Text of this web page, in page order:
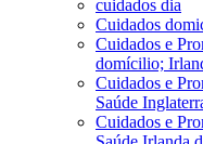
cuidados dia
Cuidados
Cuidados e
domícilio;
Cuidados e
Saúde
Cuidados e